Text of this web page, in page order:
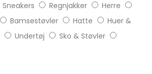
Sneakers Regnjakker
Herre
Bamsestøvler Hatte
Huer &
Undertøj
Sko & Støvler